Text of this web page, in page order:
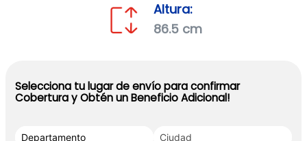
Altura:
86.5 cm
Selecciona tu lugar de envío para confirmar
Cobertura y Obtén un Beneficio Adicional!